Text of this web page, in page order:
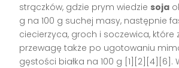
strączków, gdzie prym wiedzie soja
g na 100 g suchej masy, następnie
ciecierzyca, groch i soczewica, które
przewagę także po ugotowaniu
gęstości białka na 100 g [1][2][4][6].